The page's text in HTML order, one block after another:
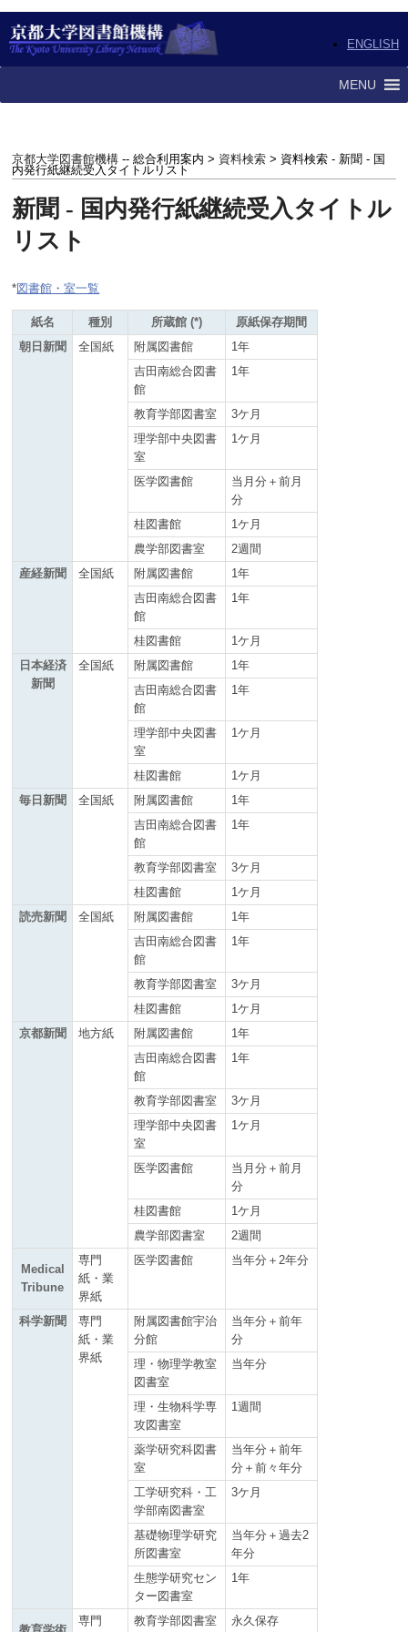
ENGLISH
MENU
京都大学図書館機構 -- 総合利用案内 > 資料検索 > 資料検索 - 新聞 - 国
内発行紙継続受入タイトルリスト
新聞 - 国内発行紙継続受入タイトル
リスト
*図書館・室一覧
紙名 種別 所蔵館 (*)
原紙保存期間
朝日新聞
全国紙 附属図書館
1年
吉田南総合図書
館
1年
教育学部図書室
3ケ月
理学部中央図書
室
1ケ月
医学図書館
当月分＋前月
分
桂図書館
1ケ月
農学部図書室
2週間
産経新聞
全国紙 附属図書館
1年
吉田南総合図書
館
1年
桂図書館
1ケ月
日本経済
新聞
全国紙 附属図書館
1年
吉田南総合図書
館
1年
理学部中央図書
室
1ケ月
桂図書館
1ケ月
毎日新聞
全国紙 附属図書館
1年
吉田南総合図書
館
1年
教育学部図書室
3ケ月
桂図書館
1ケ月
読売新聞
全国紙 附属図書館
1年
吉田南総合図書
館
1年
教育学部図書室
3ケ月
桂図書館
1ケ月
京都新聞
地方紙 附属図書館
1年
吉田南総合図書
館
1年
教育学部図書室
3ケ月
理学部中央図書
室
1ケ月
医学図書館
当月分＋前月
分
桂図書館
1ケ月
農学部図書室
2週間
Medical
Tribune
専門
紙・業
界紙
医学図書館 当年分＋2年分
科学新聞
専門
紙・業
界紙
附属図書館宇治
分館
当年分＋前年
分
理・物理学教室
図書室
当年分
理・生物科学専
攻図書室
1週間
薬学研究科図書
室
当年分＋前年
分＋前々年分
工学研究科・工
学部南図書室
3ケ月
基礎物理学研究
所図書室
当年分＋過去2
年分
生態学研究セン
ター図書室
1年
専門
教育学部図書室 永久保存